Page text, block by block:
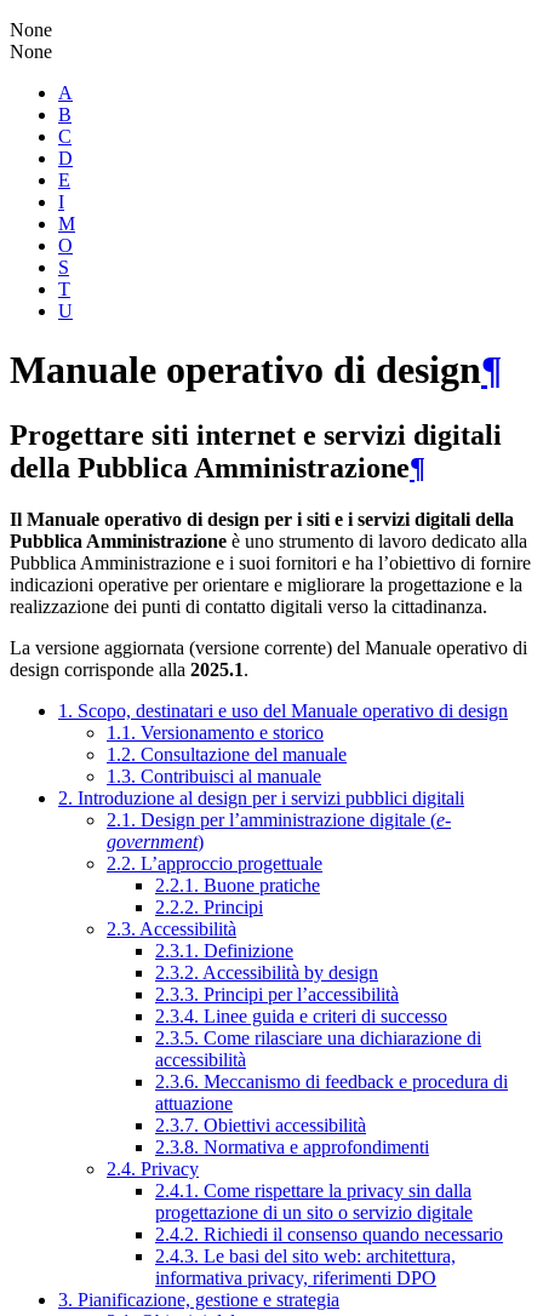
None
None
A
B
C
D
E
I
M
O
S
T
U
Manuale operativo di design¶
Progettare siti internet e servizi digitali
della Pubblica Amministrazione¶
Il Manuale operativo di design per i siti e i servizi digitali della
Pubblica Amministrazione è uno strumento di lavoro dedicato alla
Pubblica Amministrazione e i suoi fornitori e ha l’obiettivo di fornire
indicazioni operative per orientare e migliorare la progettazione e la
realizzazione dei punti di contatto digitali verso la cittadinanza.
La versione aggiornata (versione corrente) del Manuale operativo di
design corrisponde alla 2025.1.
1. Scopo, destinatari e uso del Manuale operativo di design
1.1. Versionamento e storico
1.2. Consultazione del manuale
1.3. Contribuisci al manuale
2. Introduzione al design per i servizi pubblici digitali
2.1. Design per l’amministrazione digitale (e-
government)
2.2. L’approccio progettuale
2.2.1. Buone pratiche
2.2.2. Principi
2.3. Accessibilità
2.3.1. Definizione
2.3.2. Accessibilità by design
2.3.3. Principi per l’accessibilità
2.3.4. Linee guida e criteri di successo
2.3.5. Come rilasciare una dichiarazione di
accessibilità
2.3.6. Meccanismo di feedback e procedura di
attuazione
2.3.7. Obiettivi accessibilità
2.3.8. Normativa e approfondimenti
2.4. Privacy
2.4.1. Come rispettare la privacy sin dalla
progettazione di un sito o servizio digitale
2.4.2. Richiedi il consenso quando necessario
2.4.3. Le basi del sito web: architettura,
informativa privacy, riferimenti DPO
3. Pianificazione, gestione e strategia